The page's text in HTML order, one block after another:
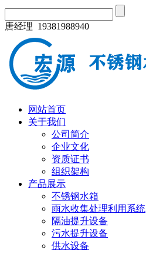
唐经理 19381988940
网站首页
关于我们
公司简介
企业文化
资质证书
组织架构
产品展示
不锈钢水箱
雨水收集处理利用系统
隔油提升设备
污水提升设备
供水设备